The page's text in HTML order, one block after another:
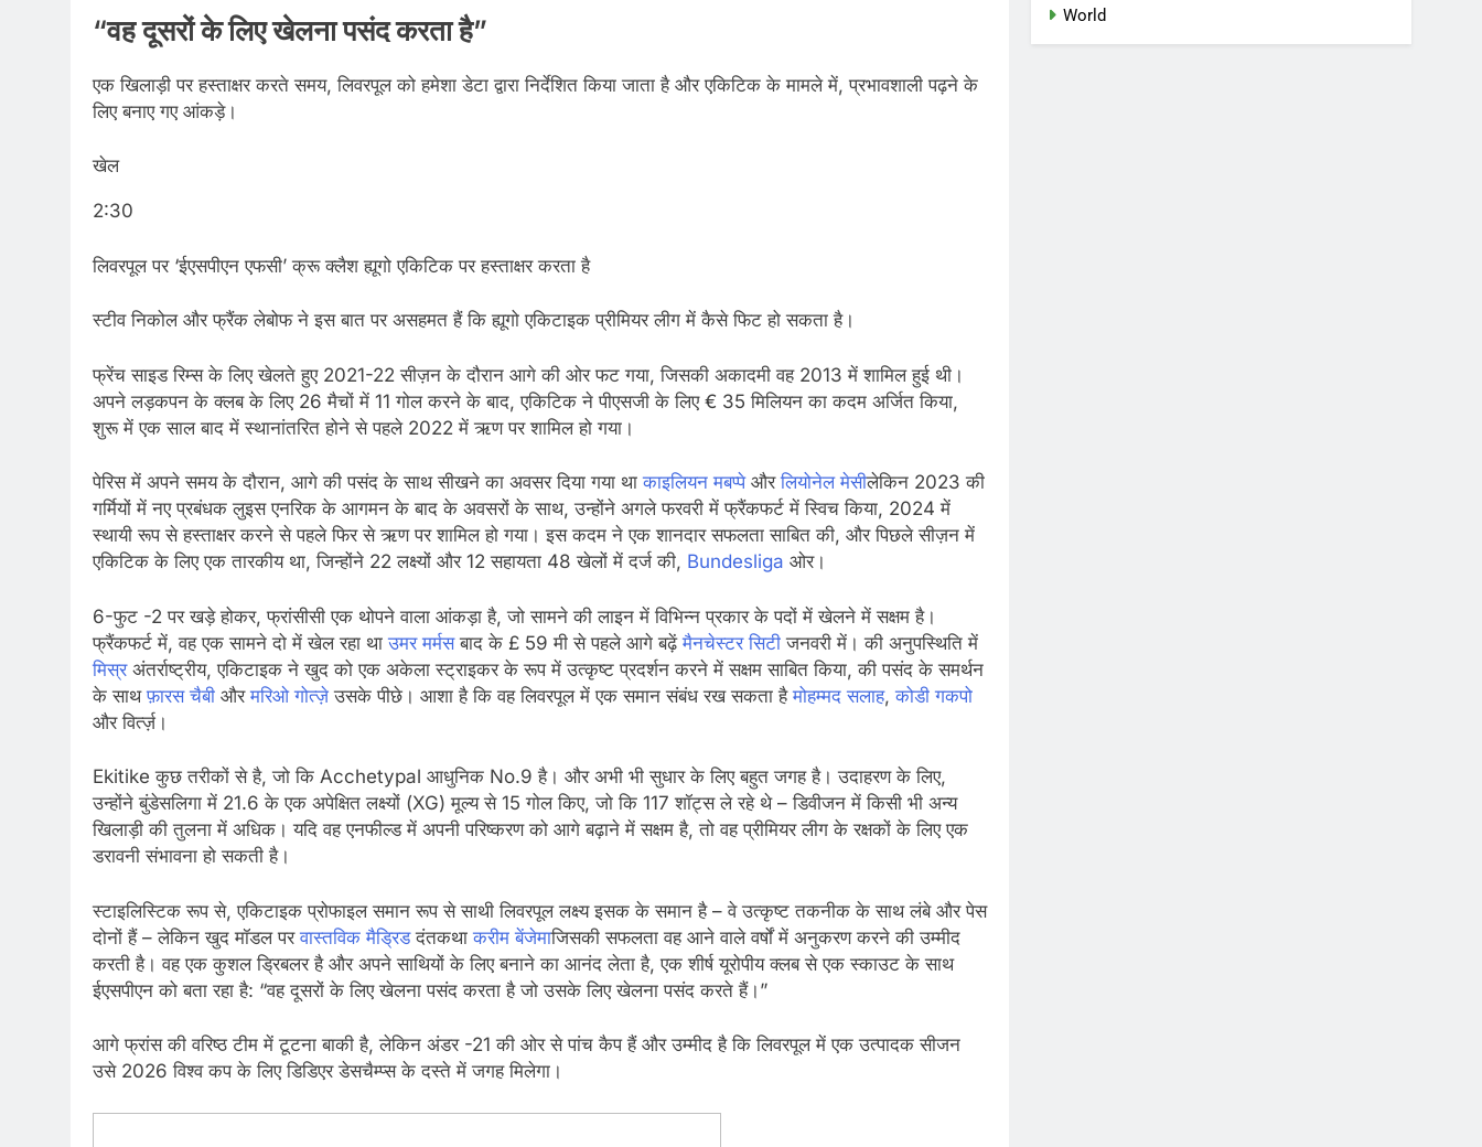
“वह दूसरों के लिए खेलना पसंद करता है”
एक खिलाड़ी पर हस्ताक्षर करते समय, लिवरपूल को हमेशा डेटा द्वारा निर्देशित किया जाता है और एकिटिक के मामले में, प्रभावशाली पढ़ने के
लिए बनाए गए आंकड़े।
खेल
2:30
लिवरपूल पर ‘ईएसपीएन एफसी’ क्रू क्लैश ह्यूगो एकिटिक पर हस्ताक्षर करता है
स्टीव निकोल और फ्रैंक लेबोफ ने इस बात पर असहमत हैं कि ह्यूगो एकिटाइक प्रीमियर लीग में कैसे फिट हो सकता है।
फ्रेंच साइड रिम्स के लिए खेलते हुए 2021-22 सीज़न के दौरान आगे की ओर फट गया, जिसकी अकादमी वह 2013 में शामिल हुई थी।
अपने लड़कपन के क्लब के लिए 26 मैचों में 11 गोल करने के बाद, एकिटिक ने पीएसजी के लिए € 35 मिलियन का कदम अर्जित किया,
शुरू में एक साल बाद में स्थानांतरित होने से पहले 2022 में ऋण पर शामिल हो गया।
पेरिस में अपने समय के दौरान, आगे की पसंद के साथ सीखने का अवसर दिया गया थाकाइलियन मबप्पेऔरलियोनेल मेसीलेकिन 2023 की
गर्मियों में नए प्रबंधक लुइस एनरिक के आगमन के बाद के अवसरों के साथ, उन्होंने अगले फरवरी में फ्रैंकफर्ट में स्विच किया, 2024 में
स्थायी रूप से हस्ताक्षर करने से पहले फिर से ऋण पर शामिल हो गया। इस कदम ने एक शानदार सफलता साबित की, और पिछले सीज़न में
एकिटिक के लिए एक तारकीय था, जिन्होंने 22 लक्ष्यों और 12 सहायता 48 खेलों में दर्ज की, Bundesliga ओर।
6-फुट -2 पर खड़े होकर, फ्रांसीसी एक थोपने वाला आंकड़ा है, जो सामने की लाइन में विभिन्न प्रकार के पदों में खेलने में सक्षम है।
फ्रैंकफर्ट में, वह एक सामने दो में खेल रहा थाउमर मर्मसबाद के £ 59 मी से पहले आगे बढ़ेंमैनचेस्टर सिटी जनवरी में। की अनुपस्थिति में
मिस्रअंतर्राष्ट्रीय, एकिटाइक ने खुद को एक अकेला स्ट्राइकर के रूप में उत्कृष्ट प्रदर्शन करने में सक्षम साबित किया, की पसंद के समर्थन
के साथफ़ारस चैबी औरमरिओ गोत्ज़े उसके पीछे। आशा है कि वह लिवरपूल में एक समान संबंध रख सकता हैमोहम्मद सलाह,कोडी गकपो
और विर्त्ज़।
Ekitike कुछ तरीकों से है, जो कि Acchetypal आधुनिक No.9 है। और अभी भी सुधार के लिए बहुत जगह है। उदाहरण के लिए,
उन्होंने बुंडेसलिगा में 21.6 के एक अपेक्षित लक्ष्यों (XG) मूल्य से 15 गोल किए, जो कि 117 शॉट्स ले रहे थे – डिवीजन में किसी भी अन्य
खिलाड़ी की तुलना में अधिक। यदि वह एनफील्ड में अपनी परिष्करण को आगे बढ़ाने में सक्षम है, तो वह प्रीमियर लीग के रक्षकों के लिए एक
डरावनी संभावना हो सकती है।
स्टाइलिस्टिक रूप से, एकिटाइक प्रोफाइल समान रूप से साथी लिवरपूल लक्ष्य इसक के समान है – वे उत्कृष्ट तकनीक के साथ लंबे और पेस
दोनों हैं – लेकिन खुद मॉडल परवास्तविक मैड्रिडदंतकथाकरीम बेंजेमाजिसकी सफलता वह आने वाले वर्षों में अनुकरण करने की उम्मीद
करती है। वह एक कुशल ड्रिबलर है और अपने साथियों के लिए बनाने का आनंद लेता है, एक शीर्ष यूरोपीय क्लब से एक स्काउट के साथ
ईएसपीएन को बता रहा है: “वह दूसरों के लिए खेलना पसंद करता है जो उसके लिए खेलना पसंद करते हैं।”
आगे फ्रांस की वरिष्ठ टीम में टूटना बाकी है, लेकिन अंडर -21 की ओर से पांच कैप हैं और उम्मीद है कि लिवरपूल में एक उत्पादक सीजन
उसे 2026 विश्व कप के लिए डिडिएर डेसचैम्प्स के दस्ते में जगह मिलेगा।
World